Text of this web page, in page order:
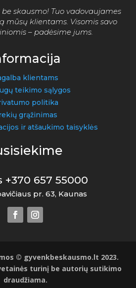
be skausmo! Tuo vadovaujames
mūsų klientams. Visomis savo
– padėsime jums.
klientams
teikimo sąlygos
politika
grąžinimas
ir atšaukimo taisyklės
+370 657 55000
pr. 63, Kaunas
© gyvenkbeskausmo.lt 2023.
turinį be autorių sutikimo
draudžiama.